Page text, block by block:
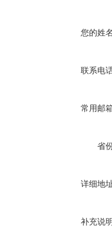
您的姓
联系电
常用邮
省
详细地
补充说